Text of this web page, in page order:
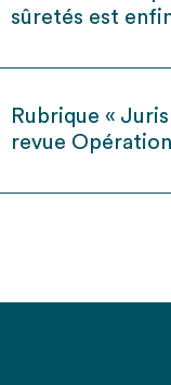
sûretés est
Rubrique «
revue